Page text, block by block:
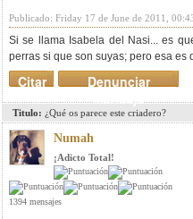
Publicado: Friday 17 de June de 2011,
Si se llama Isabela del Nasi... es
perras si que son suyas; pero esa es
Denunciar
mensaje
Citar
Titulo: ¿Qué os parece este criadero?
Numah
¡Adicto Total!
1394 mensajes